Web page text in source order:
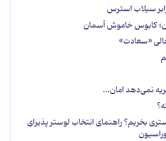
سیلاب استرس
کابوس خاموش آسمان
«سعادت»
نمی‌دهد امان...
بخریم؟ راهنمای انتخاب لوستر پذیرای